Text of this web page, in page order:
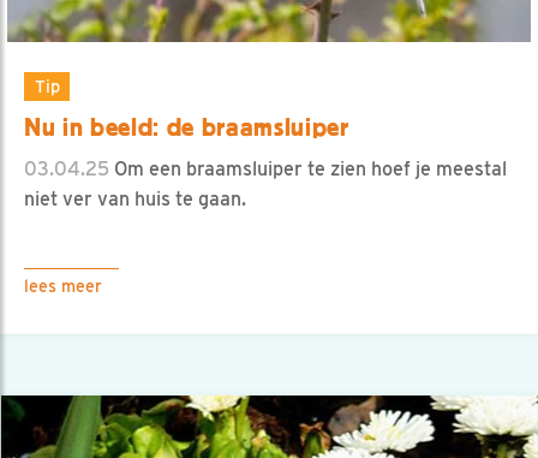
Tip
Nu in beeld: de braamsluiper
03.04.25 Om een braamsluiper te zien hoef je meestal
niet ver van huis te gaan.
lees meer